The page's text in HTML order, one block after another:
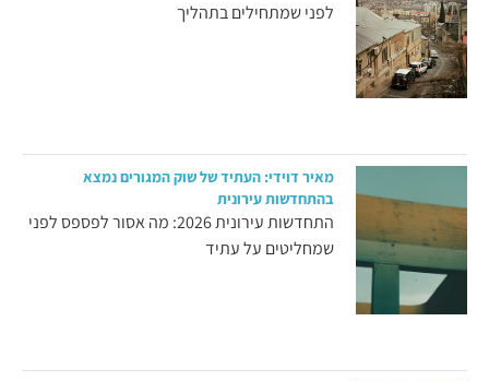
לפני שמתחילים בתהליך
מאיר דוידי: העתיד של שוק המגורים נמצא
בהתחדשות עירונית
התחדשות עירונית 2026: מה אסור לפספס לפני
שמחליטים על עתיד